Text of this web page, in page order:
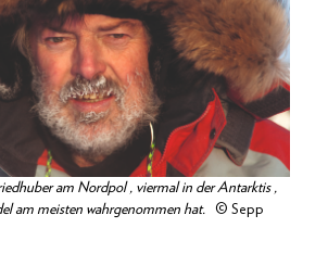
am Nordpol , viermal in der Antarktis ,
am meisten wahrgenommen hat.
© Sepp